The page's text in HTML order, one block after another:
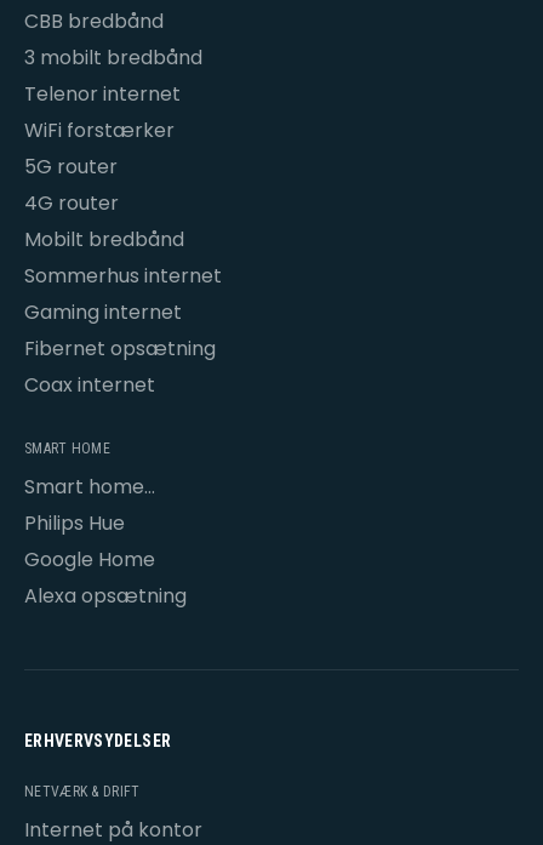
CBB bredbånd
3 mobilt bredbånd
Telenor internet
WiFi forstærker
5G router
4G router
Mobilt bredbånd
Sommerhus internet
Gaming internet
Fibernet opsætning
Coax internet
SMART HOME
Smart home
opsætning
Philips Hue
Google Home
Alexa opsætning
ERHVERVSYDELSER
NETVÆRK & DRIFT
Internet på kontor